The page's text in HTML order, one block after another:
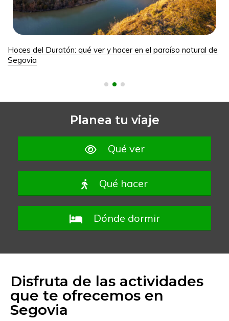
Hoces del Duratón: qué ver y hacer en el paraíso natural de
Segovia
Planea tu viaje
Qué ver
Qué hacer
Dónde dormir
Disfruta de las actividades
que te ofrecemos en
Segovia